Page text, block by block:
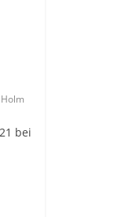
bei